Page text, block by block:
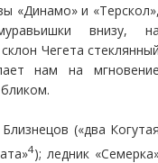
«Динамо» и
внизу,
Чегета
нам на
(«два
4); ледник